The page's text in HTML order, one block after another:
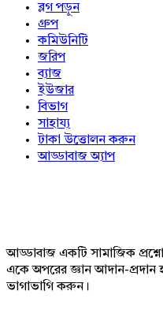
ব্লগ পড়ুন
গ্রুপ
কমিউনিটি
জরিপ
ব্যাজ
ইউজার
বিভাগ
সাহায্য
টাকা উত্তোলন করুন
আড্ডাবাজ অ্যাপ
আড্ডাবাজ একটি সামাজিক
একে অপরের জ্ঞান আদান-প্রদান
ভাগাভাগি করুন।